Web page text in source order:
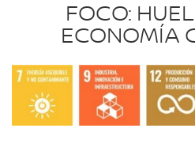
FOCO:
ECONOMÍA